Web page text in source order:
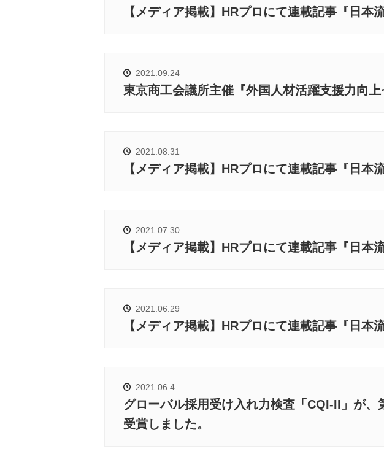
【メディア掲載】HRプロにて連載記事『日本
2021.09.24
東京商⼯会議所主催『外国⼈材活躍⽀援⼒向
2021.08.31
【メディア掲載】HRプロにて連載記事『日本
2021.07.30
【メディア掲載】HRプロにて連載記事『日本
2021.06.29
【メディア掲載】HRプロにて連載記事『日本
2021.06.4
グローバル採用受け入れ力検査「CQI-II」が
受賞しました。